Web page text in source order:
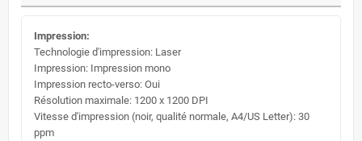
Impression:
Technologie d'impression: Laser
Impression: Impression mono
Impression recto-verso: Oui
Résolution maximale: 1200 x 1200 DPI
Vitesse d'impression (noir, qualité normale, A4/US Letter): 30
ppm